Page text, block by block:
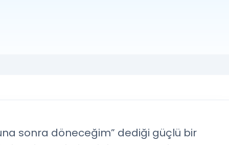
sonra döneceğim” dediği güçlü bir